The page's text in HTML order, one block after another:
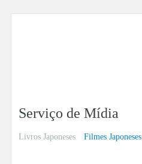
Serviço de Mídia
Livros Japoneses Filmes Japoneses